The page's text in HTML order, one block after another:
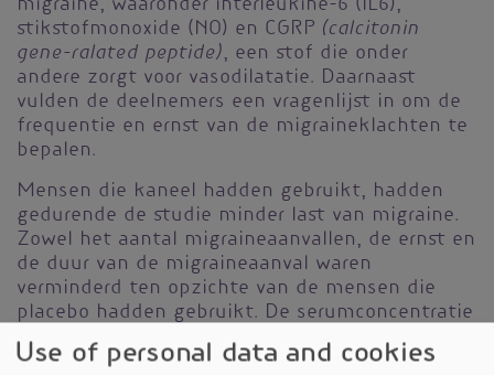
migraine, waaronder interleukine-6 (IL6),
stikstofmonoxide (NO) en CGRP (calcitonin
gene-ralated peptide), een stof die onder
andere zorgt voor vasodilatatie. Daarnaast
vulden de deelnemers een vragenlijst in om de
frequentie en ernst van de migraineklachten te
bepalen.
Mensen die kaneel hadden gebruikt, hadden
gedurende de studie minder last van migraine.
Zowel het aantal migraineaanvallen, de ernst en
de duur van de migraineaanval waren
verminderd ten opzichte van de mensen die
placebo hadden gebruikt. De serumconcentratie
IL6 en NO waren significant lager in de
kaneelgroep wat wijst op een verminderde
Use of personal data and cookies